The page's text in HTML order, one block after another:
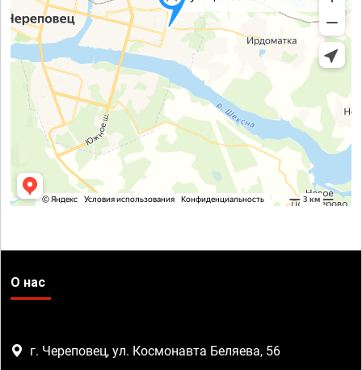
О нас
г. Череповец, ул. Космонавта Беляева, 56